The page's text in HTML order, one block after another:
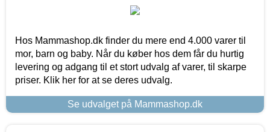
Hos Mammashop.dk finder du mere end 4.000 varer til
mor, barn og baby. Når du køber hos dem får du hurtig
levering og adgang til et stort udvalg af varer, til skarpe
priser. Klik her for at se deres udvalg.
Se udvalget på Mammashop.dk